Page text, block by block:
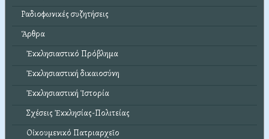
Ραδιοφωνικές συζητήσεις
Ἄρθρα
Ἐκκλησιαστικό Πρόβλημα
Ἐκκλησιαστική δικαιοσύνη
Ἐκκλησιαστική Ἱστορία
Σχέσεις Ἐκκλησίας-Πολιτείας
Οἰκουμενικό Πατριαρχεῖο